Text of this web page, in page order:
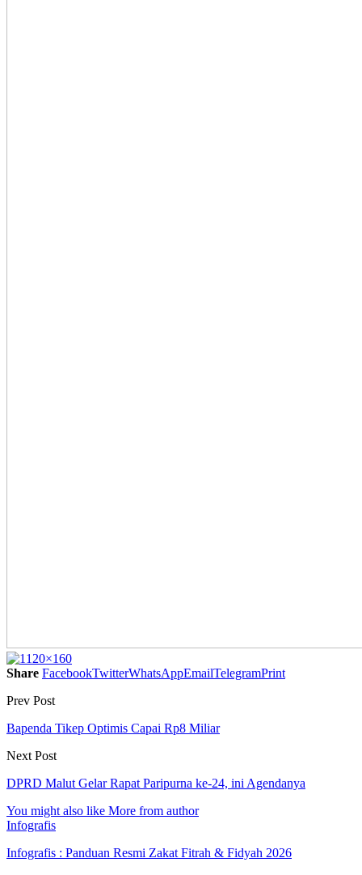
Share FacebookTwitterWhatsAppEmailTelegramPrint
Prev Post
Bapenda Tikep Optimis Capai Rp8 Miliar
Next Post
DPRD Malut Gelar Rapat Paripurna ke-24, ini Agendanya
You might also like More from author
Infografis
Infografis : Panduan Resmi Zakat Fitrah & Fidyah 2026